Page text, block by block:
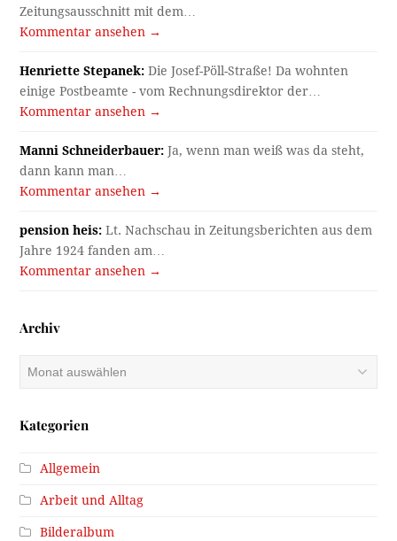
Zeitungsausschnitt mit dem…
Kommentar ansehen →
Henriette Stepanek: Die Josef-Pöll-Straße! Da wohnten
einige Postbeamte - vom Rechnungsdirektor der…
Kommentar ansehen →
Manni Schneiderbauer: Ja, wenn man weiß was da steht,
dann kann man…
Kommentar ansehen →
pension heis: Lt. Nachschau in Zeitungsberichten aus dem
Jahre 1924 fanden am…
Kommentar ansehen →
Archiv
Archiv
Kategorien
Allgemein
Arbeit und Alltag
Bilderalbum